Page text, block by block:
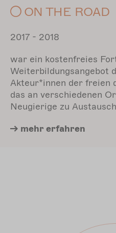
ON THE ROAD
2017 - 2018
war ein kostenfreies
Weiterbildungsangebot
Akteur*innen der freien
das an verschiedenen
Neugierige zu
mehr erfahren